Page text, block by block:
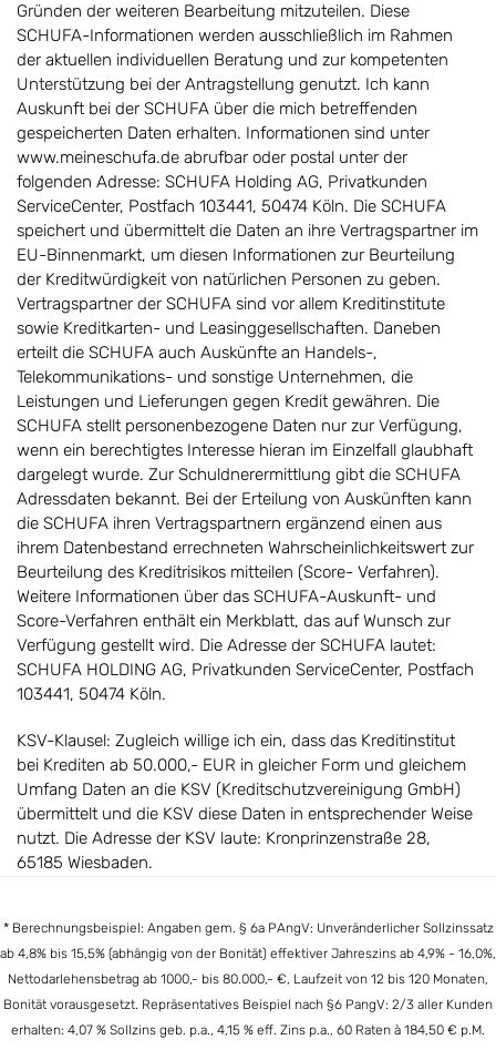
Gründen der weiteren Bearbeitung mitzuteilen. Diese
SCHUFA-Informationen werden ausschließlich im Rahmen
der aktuellen individuellen Beratung und zur kompetenten
Unterstützung bei der Antragstellung genutzt. Ich kann
Auskunft bei der SCHUFA über die mich betreffenden
gespeicherten Daten erhalten. Informationen sind unter
www.meineschufa.de abrufbar oder postal unter der
folgenden Adresse: SCHUFA Holding AG, Privatkunden
ServiceCenter, Postfach 103441, 50474 Köln. Die SCHUFA
speichert und übermittelt die Daten an ihre Vertragspartner im
EU-Binnenmarkt, um diesen Informationen zur Beurteilung
der Kreditwürdigkeit von natürlichen Personen zu geben.
Vertragspartner der SCHUFA sind vor allem Kreditinstitute
sowie Kreditkarten- und Leasinggesellschaften. Daneben
erteilt die SCHUFA auch Auskünfte an Handels-,
Telekommunikations- und sonstige Unternehmen, die
Leistungen und Lieferungen gegen Kredit gewähren. Die
SCHUFA stellt personenbezogene Daten nur zur Verfügung,
wenn ein berechtigtes Interesse hieran im Einzelfall glaubhaft
dargelegt wurde. Zur Schuldnerermittlung gibt die SCHUFA
Adressdaten bekannt. Bei der Erteilung von Auskünften kann
die SCHUFA ihren Vertragspartnern ergänzend einen aus
ihrem Datenbestand errechneten Wahrscheinlichkeitswert zur
Beurteilung des Kreditrisikos mitteilen (Score- Verfahren).
Weitere Informationen über das SCHUFA-Auskunft- und
Score-Verfahren enthält ein Merkblatt, das auf Wunsch zur
Verfügung gestellt wird. Die Adresse der SCHUFA lautet:
SCHUFA HOLDING AG, Privatkunden ServiceCenter, Postfach
103441, 50474 Köln.
KSV-Klausel: Zugleich willige ich ein, dass das Kreditinstitut
bei Krediten ab 50.000,- EUR in gleicher Form und gleichem
Umfang Daten an die KSV (Kreditschutzvereinigung GmbH)
übermittelt und die KSV diese Daten in entsprechender Weise
nutzt. Die Adresse der KSV laute: Kronprinzenstraße 28,
65185 Wiesbaden.
* Berechnungsbeispiel: Angaben gem. § 6a PAngV: Unveränderlicher Sollzinssatz
ab 4,8% bis 15,5% (abhängig von der Bonität) effektiver Jahreszins ab 4,9% - 16,0%,
Nettodarlehensbetrag ab 1000,- bis 80.000,- €, Laufzeit von 12 bis 120 Monaten,
Bonität vorausgesetzt. Repräsentatives Beispiel nach §6 PangV: 2/3 aller Kunden
erhalten: 4,07 % Sollzins geb. p.a., 4,15 % eff. Zins p.a., 60 Raten à 184,50 € p.M.